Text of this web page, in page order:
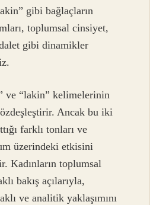
gibi bağlaçların
toplumsal cinsiyet,
gibi dinamikler
ve “lakin” kelimelerinin
Ancak bu iki
farklı tonları ve
üzerindeki etkisini
Kadınların toplumsal
bakış açılarıyla,
ve analitik yaklaşımını